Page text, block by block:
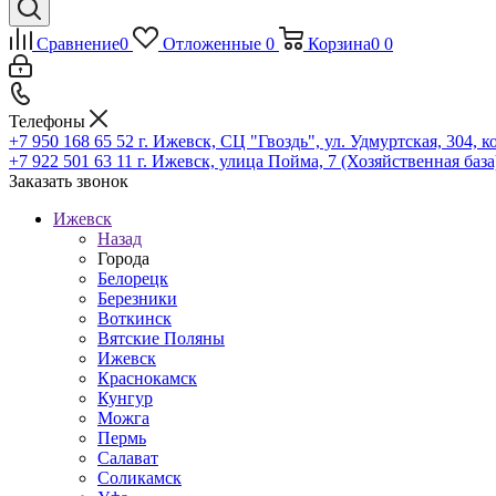
Сравнение0 Отложенные 0 Корзина0 0
Телефоны
+7 950 168 65 52 г. Ижевск, СЦ "Гвоздь", ул. Удмуртская, 304,
+7 922 501 63 11 г. Ижевск, улица Пойма, 7 (Хозяйственная
Заказать звонок
Ижевск
Назад
Города
Белорецк
Березники
Воткинск
Вятские Поляны
Ижевск
Краснокамск
Кунгур
Можга
Пермь
Салават
Соликамск